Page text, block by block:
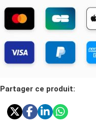
Partager ce produit: